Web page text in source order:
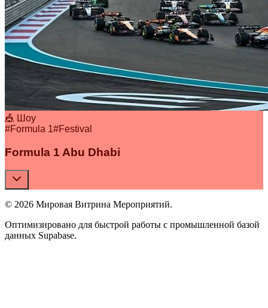
🎪 Шоу
#Formula 1#Festival
Formula 1 Abu Dhabi
© 2026 Мировая Витрина Мероприятий.
Оптимизировано для быстрой работы с промышленной базой
данных Supabase.